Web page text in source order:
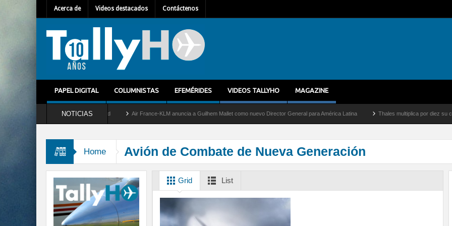
Acerca de Videos destacados Contáctenos
PAPEL DIGITAL COLUMNISTAS EFEMÉRIDES VIDEOS TALLYHO MAGAZINE
NOTICIAS
retira del servicio al C-2 Greyhound Air France-KLM anuncia a Guilhem Mallet como nuevo Director General para América Latina Thales multiplica por diez su
Home Avión de Combate de Nueva Generación
Grid List